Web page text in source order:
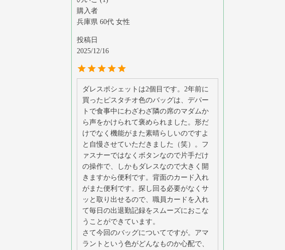
購入者
兵庫県 60代 女性
投稿日
2025/12/16
ダレスポシェットは2個目です。2年前に
買ったピスタチオ色のバッグは、デパー
トで食事中にわざわざ隣の席のマダムか
ら声をかけられて褒められました。形だ
けでなく機能がまた素晴らしいのですよ
と自慢させていただきました（笑）。フ
ァスナーではなくボタンなので片手だけ
の操作で、しかもダレスなので大きく開
きますから便利です。背面のカード入れ
がまた便利です。探し回る必要がなくサ
ッと取り出せるので、職員カードを入れ
て毎日の出退勤記録をスムーズにおこな
うことができています。
さて今回のバッグについてですが。アマ
ラントという色がどんなものか心配で、